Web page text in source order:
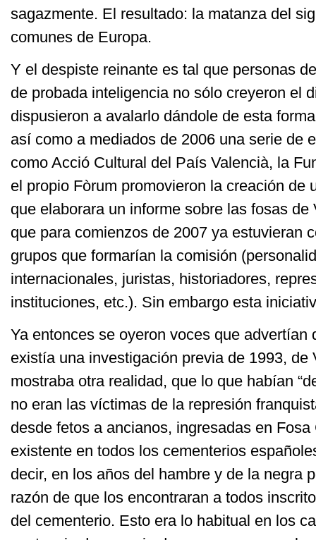
sagazmente. El resultado: la matanza del
comunes de Europa.
Y el despiste reinante es tal que personas
de probada inteligencia no sólo creyeron el
dispusieron a avalarlo dándole de esta
así como a mediados de 2006 una serie de
como Acció Cultural del País Valencià, la
el propio Fòrum promovieron la creación de
que elaborara un informe sobre las fosas de
que para comienzos de 2007 ya estuvieran
grupos que formarían la comisión
internacionales, juristas, historiadores,
instituciones, etc.). Sin embargo esta
Ya entonces se oyeron voces que advertían
existía una investigación previa de 1993, de
mostraba otra realidad, que lo que habían
no eran las víctimas de la represión
desde fetos a ancianos, ingresadas en
existente en todos los cementerios
decir, en los años del hambre y de la negra
razón de que los encontraran a todos
del cementerio. Esto era lo habitual en los